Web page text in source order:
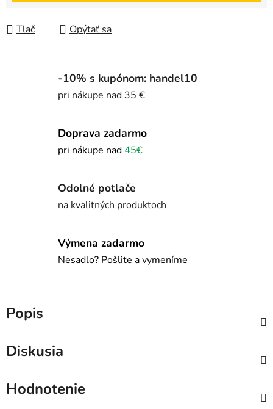
Tlač Opýtať sa
-10% s kupónom: handel10
pri nákupe nad 35 €
Doprava zadarmo
pri nákupe nad45€
Odolné potlače
na kvalitných produktoch
Výmena zadarmo
Nesadlo? Pošlite a vymeníme
Popis
Diskusia
Hodnotenie